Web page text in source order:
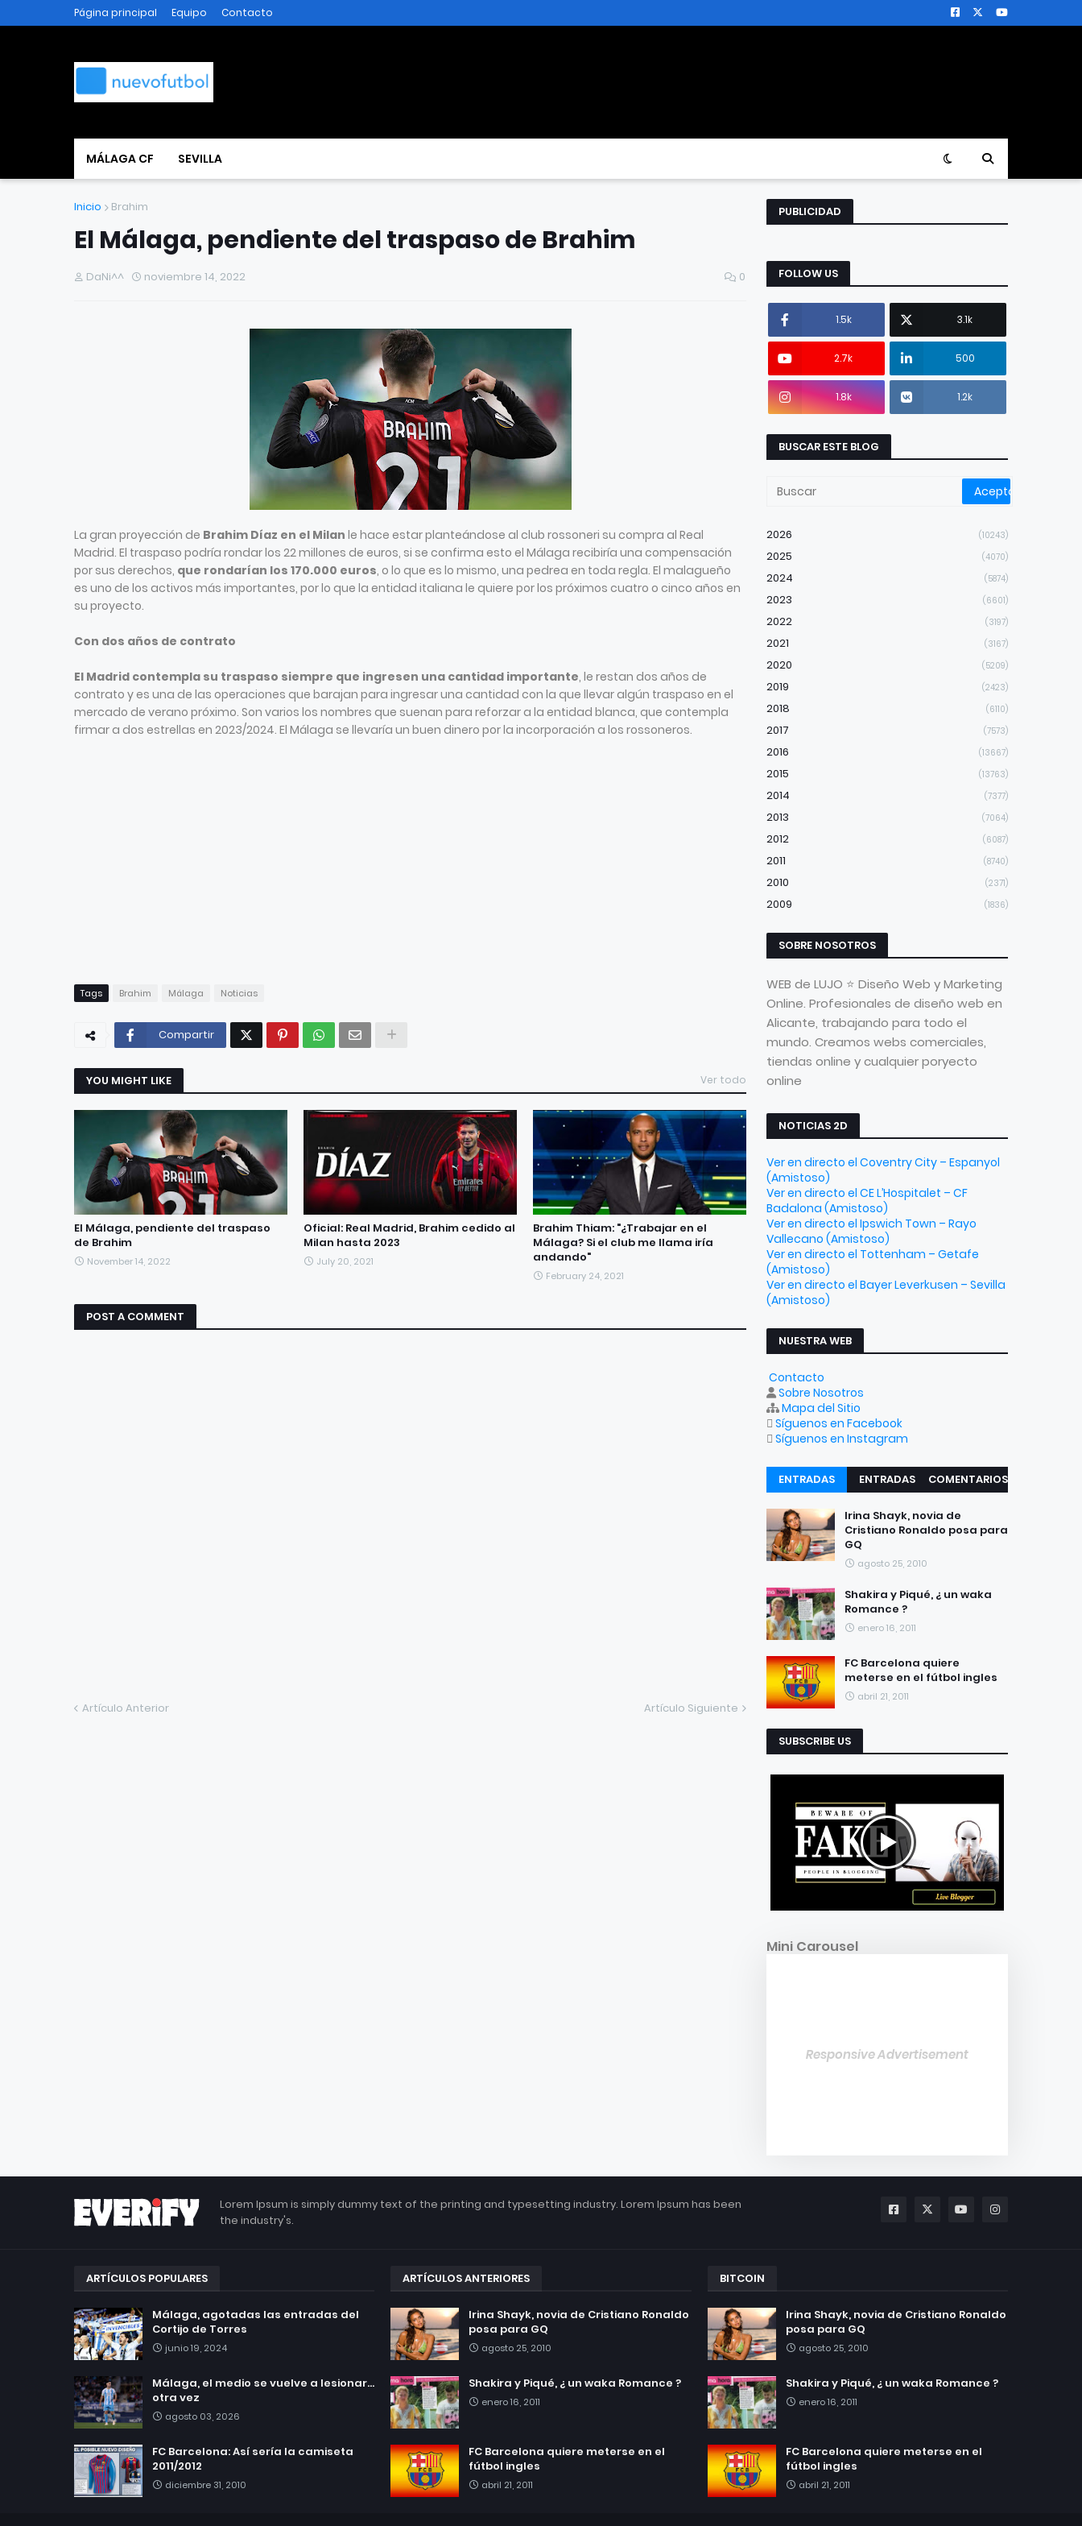
Página principal Equipo Contacto
MÁLAGA CF SEVILLA
Inicio Brahim
El Málaga, pendiente del traspaso de Brahim
DaNi^^ noviembre 14, 2022 0
La gran proyección de Brahim Díaz en el Milan le hace estar planteándose al club rossoneri su compra al Real
Madrid. El traspaso podría rondar los 22 millones de euros, si se confirma esto el Málaga recibiría una compensación
por sus derechos, que rondarían los 170.000 euros, o lo que es lo mismo, una pedrea en toda regla. El malagueño
es uno de los activos más importantes, por lo que la entidad italiana le quiere por los próximos cuatro o cinco años en
su proyecto.
Con dos años de contrato
El Madrid contempla su traspaso siempre que ingresen una cantidad importante, le restan dos años de
contrato y es una de las operaciones que barajan para ingresar una cantidad con la que llevar algún traspaso en el
mercado de verano próximo. Son varios los nombres que suenan para reforzar a la entidad blanca, que contempla
firmar a dos estrellas en 2023/2024. El Málaga se llevaría un buen dinero por la incorporación a los rossoneros.
Tags Brahim Málaga Noticias
Compartir
YOU MIGHT LIKE Ver todo
El Málaga, pendiente del traspaso
de Brahim
November 14, 2022
Oficial: Real Madrid, Brahim cedido al
Milan hasta 2023
July 20, 2021
Brahim Thiam: "¿Trabajar en el
Málaga? Si el club me llama iría
andando"
February 24, 2021
POST A COMMENT
Artículo Anterior Artículo Siguiente
PUBLICIDAD
FOLLOW US
1.5k 3.1k
2.7k 500
1.8k 1.2k
BUSCAR ESTE BLOG
2026 (10243)
2025 (4070)
2024 (5874)
2023 (6601)
2022 (3197)
2021 (3167)
2020 (5209)
2019 (2423)
2018 (6110)
2017 (7573)
2016 (13667)
2015 (13763)
2014 (7377)
2013 (7064)
2012 (6087)
2011 (8740)
2010 (2371)
2009 (1836)
SOBRE NOSOTROS
WEB de LUJO ⭐ Diseño Web y Marketing
Online. Profesionales de diseño web en
Alicante, trabajando para todo el
mundo. Creamos webs comerciales,
tiendas online y cualquier poryecto
online
NOTICIAS 2D
Ver en directo el Coventry City – Espanyol
(Amistoso)
Ver en directo el CE L’Hospitalet – CF
Badalona (Amistoso)
Ver en directo el Ipswich Town – Rayo
Vallecano (Amistoso)
Ver en directo el Tottenham – Getafe
(Amistoso)
Ver en directo el Bayer Leverkusen – Sevilla
(Amistoso)
NUESTRA WEB
Contacto
Sobre Nosotros
Mapa del Sitio
Síguenos en Facebook
Síguenos en Instagram
ENTRADAS
RECIENTES
ENTRADAS
COMENTARIOS
Irina Shayk, novia de
Cristiano Ronaldo posa para
GQ
agosto 25, 2010
Shakira y Piqué, ¿ un waka
Romance ?
enero 16, 2011
FC Barcelona quiere
meterse en el fútbol ingles
abril 21, 2011
SUBSCRIBE US
Mini Carousel
Responsive Advertisement
Lorem Ipsum is simply dummy text of the printing and typesetting industry. Lorem Ipsum has been
the industry's.
ARTÍCULOS POPULARES
Málaga, agotadas las entradas del
Cortijo de Torres
junio 19, 2024
Málaga, el medio se vuelve a lesionar...
otra vez
agosto 03, 2026
FC Barcelona: Así sería la camiseta
2011/2012
diciembre 31, 2010
ARTÍCULOS ANTERIORES
Irina Shayk, novia de Cristiano Ronaldo
posa para GQ
agosto 25, 2010
Shakira y Piqué, ¿ un waka Romance ?
enero 16, 2011
FC Barcelona quiere meterse en el
fútbol ingles
abril 21, 2011
BITCOIN
Irina Shayk, novia de Cristiano Ronaldo
posa para GQ
agosto 25, 2010
Shakira y Piqué, ¿ un waka Romance ?
enero 16, 2011
FC Barcelona quiere meterse en el
fútbol ingles
abril 21, 2011